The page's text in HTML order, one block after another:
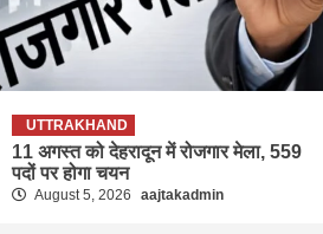
UTTRAKHAND
11 अगस्त को देहरादून में रोजगार मेला, 559
पदों पर होगा चयन
August 5, 2026 aajtakadmin